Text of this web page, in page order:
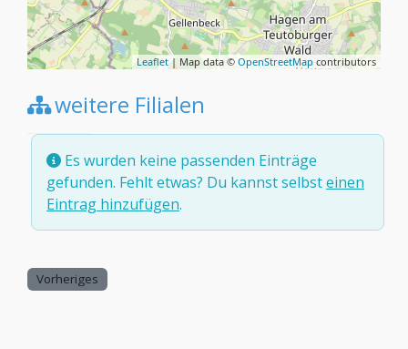
Leaflet| Map data © OpenStreetMap contributors
weitere Filialen
Es wurden keine passenden Einträge
gefunden. Fehlt etwas? Du kannst selbsteinen
Eintrag hinzufügen.
Vorheriges